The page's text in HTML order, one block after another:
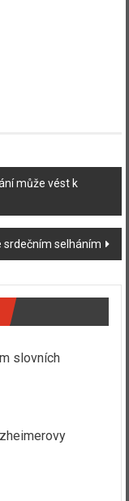
může vést k
srdečním selháním
slovních